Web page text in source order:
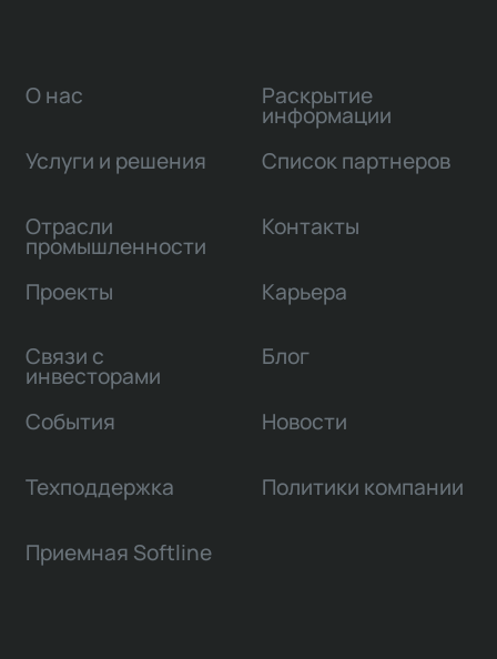
О нас
Услуги и решения
Отрасли
промышленности
Проекты
Связи с
инвесторами
Раскрытие
информации
Список партнеров
Контакты
Карьера
Блог
События Новости
Техподдержка Политики компании
Приемная Softline